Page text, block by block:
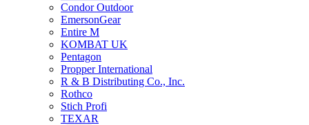
Condor Outdoor
EmersonGear
Entire M
KOMBAT UK
Pentagon
Propper International
R & B Distributing Co., Inc.
Rothco
Stich Profi
TEXAR